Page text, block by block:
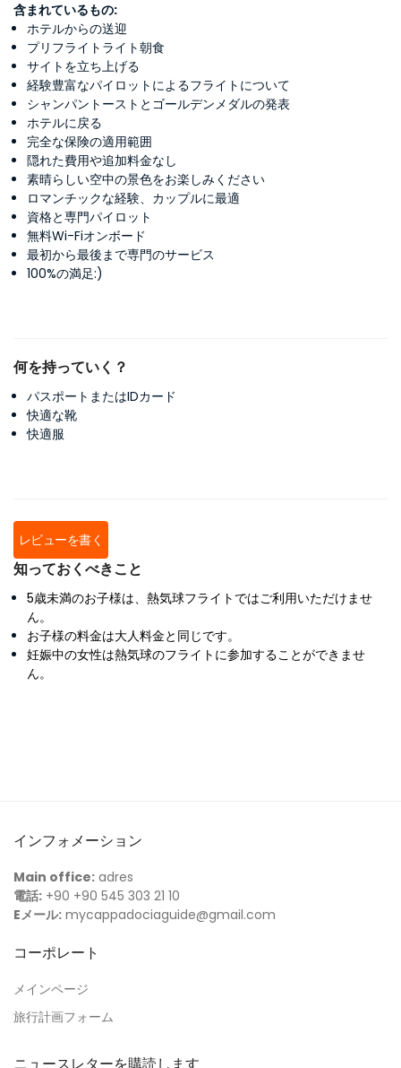
含まれているもの:
ホテルからの送迎
プリフライトライト朝食
サイトを立ち上げる
経験豊富なパイロットによるフライトについて
シャンパントーストとゴールデンメダルの発表
ホテルに戻る
完全な保険の適用範囲
隠れた費用や追加料金なし
素晴らしい空中の景色をお楽しみください
ロマンチックな経験、カップルに最適
資格と専門パイロット
無料Wi-Fiオンボード
最初から最後まで専門のサービス
100%の満足:)
何を持っていく？
パスポートまたはIDカード
快適な靴
快適服
レビューを書く
知っておくべきこと
5歳未満のお子様は、熱気球フライトではご利用いただけませ
ん。
お子様の料金は大人料金と同じです。
妊娠中の女性は熱気球のフライトに参加することができませ
ん。
インフォメーション
Main office: adres
電話: +90 +90 545 303 21 10
Eメール: mycappadociaguide@gmail.com
コーポレート
メインページ
旅行計画フォーム